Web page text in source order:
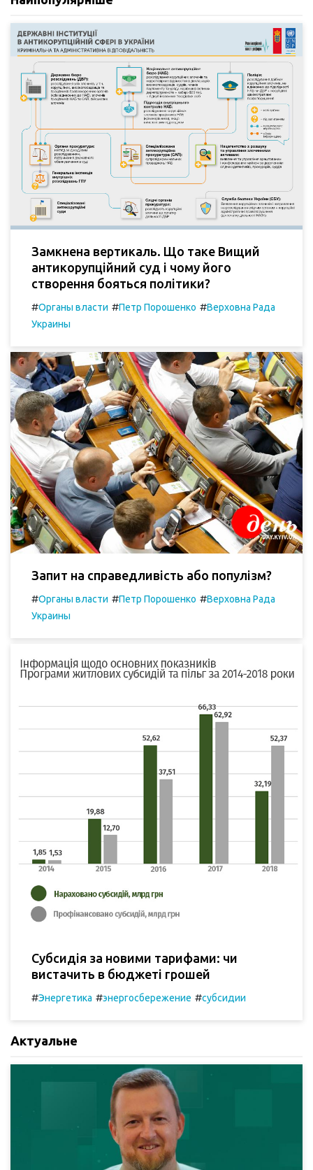
Замкнена вертикаль. Що таке Вищий
антикорупційний суд і чому його
створення бояться політики?
#Органы власти #Петр Порошенко #Верховна Рада
Украины
Запит на справедливість або популізм?
#Органы власти #Петр Порошенко #Верховна Рада
Украины
Субсидія за новими тарифами: чи
вистачить в бюджеті грошей
#Энергетика #энергосбережение #субсидии
Актуальне